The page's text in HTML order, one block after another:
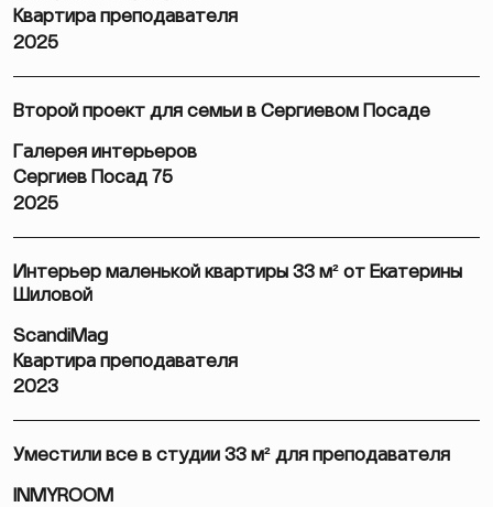
Квартира преподавателя
2025
Второй проект для семьи в Сергиевом Посаде
Галерея интерьеров
Сергиев Посад 75
2025
Интерьер маленькой квартиры 33 м² от Екатерины
Шиловой
ScandiMag
Квартира преподавателя
2023
Уместили все в студии 33 м² для преподавателя
INMYROOM